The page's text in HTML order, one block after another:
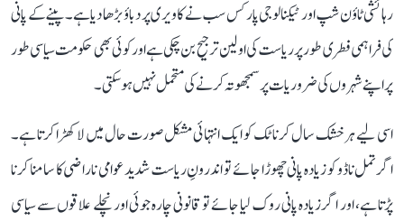
رہائشی ٹاؤن شپ اور ٹیکنالوجی پارکس سب نے کاویری پر دباؤ بڑھا دیا ہے۔ پینے کے پانی
کی فراہمی فطری طور پر ریاست کی اولین ترجیح بن چکی ہے اور کوئی بھی حکومت سیاسی طور
پر اپنے شہروں کی ضروریات پر سمجھوتہ کرنے کی متحمل نہیں ہو سکتی۔
اسی لیے ہر خشک سال کرناٹک کو ایک انتہائی مشکل صورت حال میں لا کھڑا کرتا ہے۔
اگر تمل ناڈو کو زیادہ پانی چھوڑا جائے تو اندرونِ ریاست شدید عوامی ناراضی کا سامنا کرنا
پڑتا ہے، اور اگر زیادہ پانی روک لیا جائے تو قانونی چارہ جوئی اور نچلے علاقوں سے سیاسی